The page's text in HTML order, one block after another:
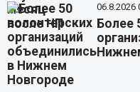
06.8.2026
Более